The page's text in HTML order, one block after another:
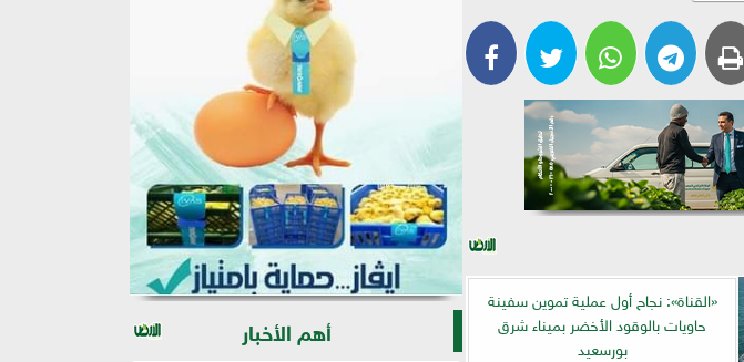
«القناة»: نجاح أول عملية تموين سفينة
حاويات بالوقود الأخضر بميناء شرق
بورسعيد
أهم الأخبار